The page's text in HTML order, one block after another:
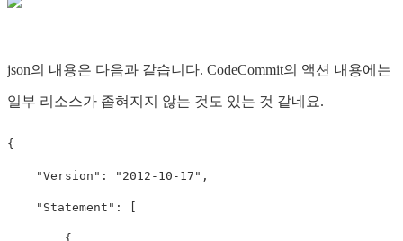
json의 내용은 다음과 같습니다. CodeCommit의 액션 내용에는
일부 리소스가 좁혀지지 않는 것도 있는 것 같네요.
{
"Version" : "2012-10-17" ,
"Statement" :